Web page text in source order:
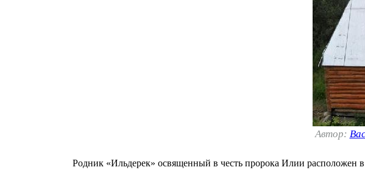
Автор:
Родник «Ильдерек» освященный в честь пророка Илии расположен